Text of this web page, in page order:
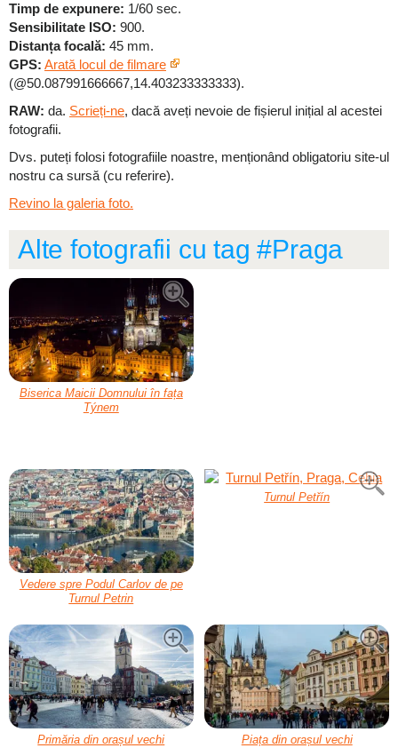
Timp de expunere: 1/60 sec.
Sensibilitate ISO: 900.
Distanța focală: 45 mm.
GPS: Arată locul de filmare
(@50.087991666667,14.403233333333).
RAW: da. Scrieți-ne, dacă aveți nevoie de fișierul inițial al acestei
fotografii.
Dvs. puteți folosi fotografiile noastre, menționând obligatoriu site-ul
nostru ca sursă (cu referire).
Revino la galeria foto.
Alte fotografii cu tag #Praga
Biserica Maicii Domnului în fața
Týnem
Vedere spre Podul Carlov de pe
Turnul Petrin
Turnul Petřín
Primăria din orașul vechi Piața din orașul vechi